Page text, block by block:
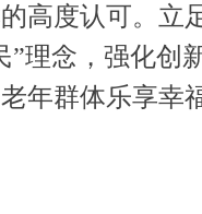
高度认可。立
”理念，强化创
年群体乐享幸